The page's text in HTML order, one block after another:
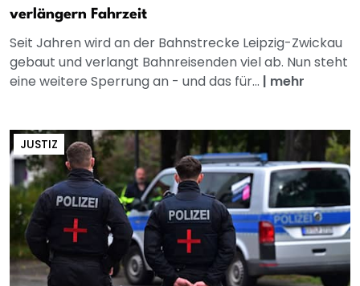
verlängern Fahrzeit
Seit Jahren wird an der Bahnstrecke Leipzig-Zwickau
gebaut und verlangt Bahnreisenden viel ab. Nun steht
eine weitere Sperrung an - und das für... | mehr
JUSTIZ